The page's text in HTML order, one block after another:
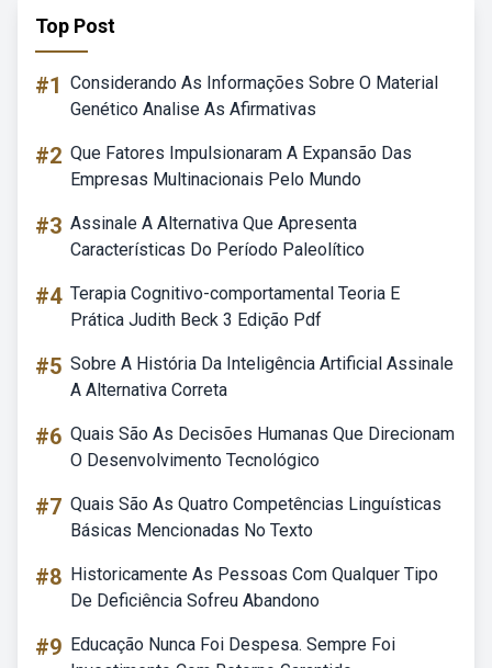
Top Post
#1 Considerando As Informações Sobre O Material
Genético Analise As Afirmativas
#2 Que Fatores Impulsionaram A Expansão Das
Empresas Multinacionais Pelo Mundo
#3 Assinale A Alternativa Que Apresenta
Características Do Período Paleolítico
#4 Terapia Cognitivo-comportamental Teoria E
Prática Judith Beck 3 Edição Pdf
#5 Sobre A História Da Inteligência Artificial Assinale
A Alternativa Correta
#6 Quais São As Decisões Humanas Que Direcionam
O Desenvolvimento Tecnológico
#7 Quais São As Quatro Competências Linguísticas
Básicas Mencionadas No Texto
#8 Historicamente As Pessoas Com Qualquer Tipo
De Deficiência Sofreu Abandono
#9 Educação Nunca Foi Despesa. Sempre Foi